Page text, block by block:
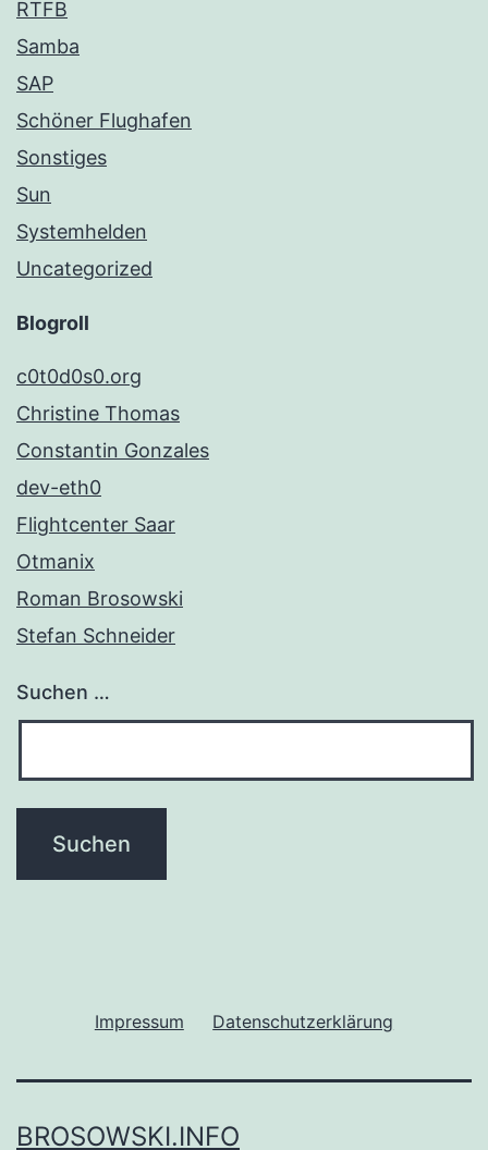
RTFB
Samba
SAP
Schöner Flughafen
Sonstiges
Sun
Systemhelden
Uncategorized
Blogroll
c0t0d0s0.org
Christine Thomas
Constantin Gonzales
dev-eth0
Flightcenter Saar
Otmanix
Roman Brosowski
Stefan Schneider
Suchen …
Impressum Datenschutzerklärung
BROSOWSKI.INFO